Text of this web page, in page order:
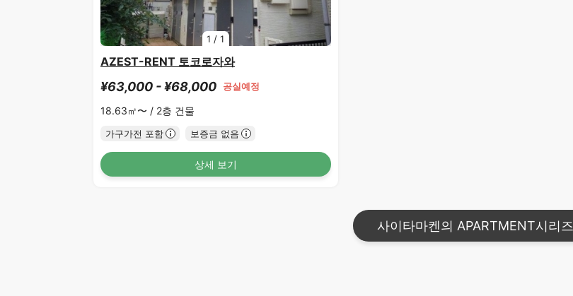
1 /1
AZEST-RENT 토코로자와
¥63,000 - ¥68,000 공실예정
18.63㎡〜 / 2층 건물
가구가전 포함 보증금 없음
상세 보기
사이타마켄의 APARTMENT시리즈